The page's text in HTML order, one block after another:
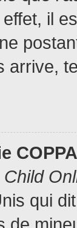
il
arrive,
Child
qui